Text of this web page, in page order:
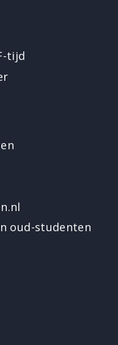
tijd
oud-studenten